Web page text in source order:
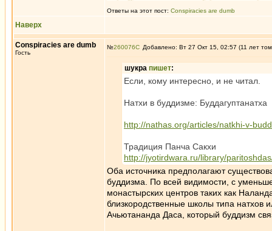
Ответы на этот пост: Conspiracies are dumb
Наверх
Conspiracies are dumb
Гость
№260076 Добавлено: Вт 27 Окт 15, 02:57 (11 лет
шукра пишет:
Если, кому интересно, и не читал.
Натхи в буддизме: Буддагуптанатха
http://nathas.org/articles/natkhi-v-
Традиция Панча Сакхи
http://jyotirdwara.ru/library/
Оба источника предполагают
буддизма. По всей видимости, с
монастырских центров таких как
близкородственные школы типа натхов
Ачьютананда Даса, который буддизм